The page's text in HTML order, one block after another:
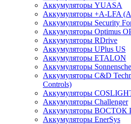
Аккумуляторы YUASA
Аккумуляторы +A-LFA
Аккумуляторы Security
Аккумуляторы Optimus
Аккумуляторы RDrive
Аккумуляторы UPlus US
Аккумуляторы ETALON
Аккумуляторы
Аккумуляторы С&D
Controls)
Аккумуляторы
Аккумуляторы Challenger
Аккумуляторы ВОСТОК
Аккумуляторы EnerSys